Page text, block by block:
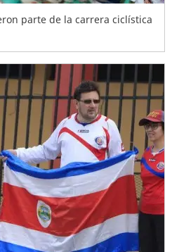
parte de la carrera ciclística